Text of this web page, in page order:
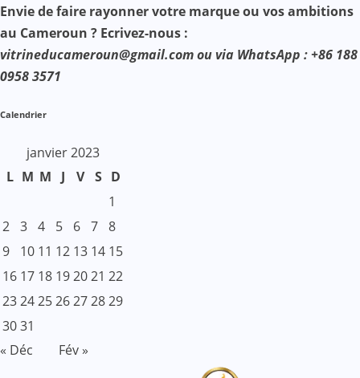
Envie de faire rayonner votre marque ou vos ambitions
au Cameroun ? Ecrivez-nous :
vitrineducameroun@gmail.com ou via WhatsApp : +86 188
0958 3571
Calendrier
janvier 2023
L M M J V S D
1
2 3 4 5 6 7 8
9
10 11 12 13 14 15
16 17 18 192021 22
23242526272829
3031
« Déc
Fév »